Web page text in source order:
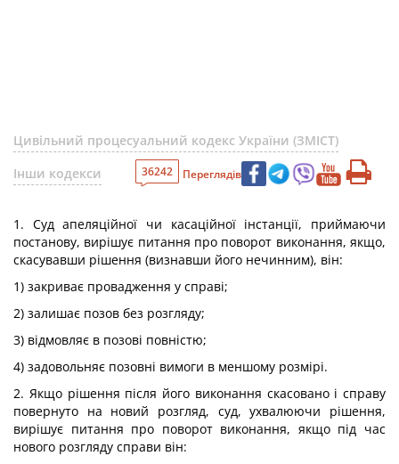
Цивільний процесуальний кодекс України (ЗМІСТ)
Інши кодекси
36242 Переглядів
1. Суд апеляційної чи касаційної інстанції, приймаючи
постанову, вирішує питання про поворот виконання, якщо,
скасувавши рішення (визнавши його нечинним), він:
1) закриває провадження у справі;
2) залишає позов без розгляду;
3) відмовляє в позові повністю;
4) задовольняє позовні вимоги в меншому розмірі.
2. Якщо рішення після його виконання скасовано і справу
повернуто на новий розгляд, суд, ухвалюючи рішення,
вирішує питання про поворот виконання, якщо під час
нового розгляду справи він: